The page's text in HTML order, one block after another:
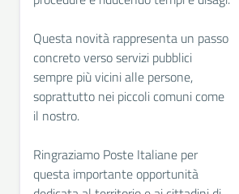
Questa novità rappresenta un passo
concreto verso servizi pubblici
sempre più vicini alle persone,
soprattutto nei piccoli comuni come
il nostro.
Ringraziamo Poste Italiane per
questa importante opportunità